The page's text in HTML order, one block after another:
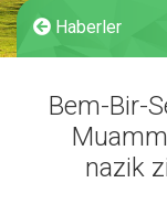
Haberler
Bem-Bir-
nazik